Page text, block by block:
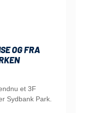
OG FRA
et 3F
Sydbank Park.